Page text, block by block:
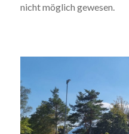
nicht möglich gewesen.